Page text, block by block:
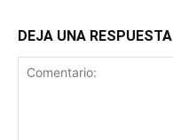
DEJA UNA RESPUESTA